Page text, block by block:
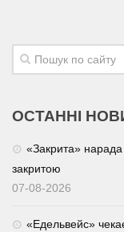
ОСТАННІ
«Закрита»
закритою
07-08-2026
«Едельвейс»